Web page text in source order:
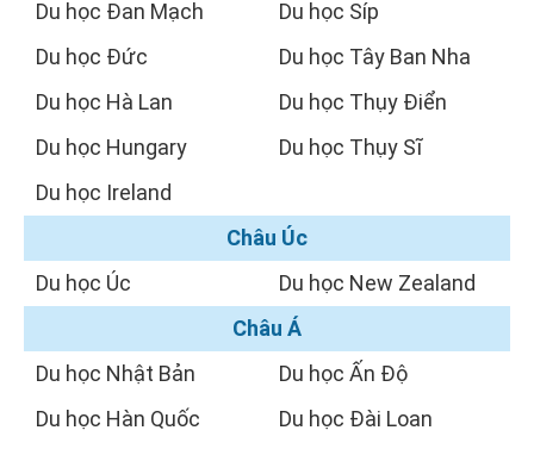
Du học Đan Mạch
Du học Đức
Du học Hà Lan
Du học Hungary
Du học Ireland
Du học Síp
Du học Tây Ban Nha
Du học Thụy Điển
Du học Thụy Sĩ
Châu Úc
Du học Úc
Du học New Zealand
Châu Á
Du học Nhật Bản
Du học Hàn Quốc
Du học Ấn Độ
Du học Đài Loan